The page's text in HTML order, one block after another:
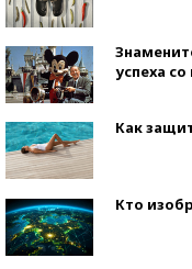
успеха
Как
Кто